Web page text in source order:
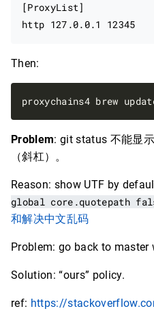
[ProxyList]
Then:
Problem: git status 不能显
（斜杠）。
Reason: show UTF by
global core.quotepath
和解决中文乱码
Problem: go back to
Solution: “ours” policy.
ref: https://